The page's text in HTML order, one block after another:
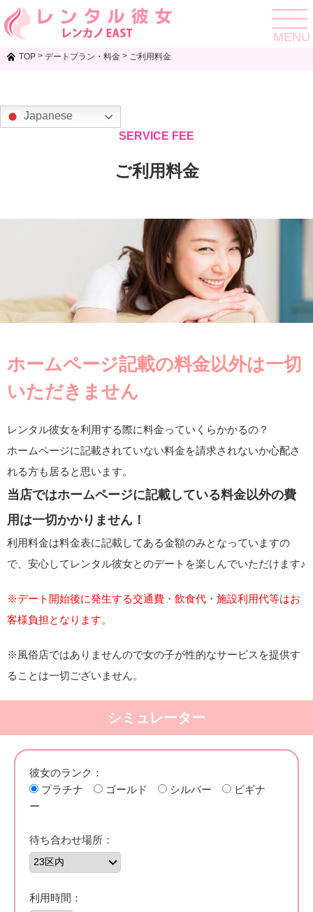
toggle
MENU
TOP > デートプラン・料金 > ご利用料金
Japanese
SERVICE FEE
ご利用料金
ホームページ記載の料金以外は一切
いただきません
レンタル彼女を利用する際に料金っていくらかかるの？
ホームページに記載されていない料金を請求されないか心配さ
れる方も居ると思います。
当店ではホームページに記載している料金以外の費
用は一切かかりません！
利用料金は料金表に記載してある金額のみとなっていますの
で、安心してレンタル彼女とのデートを楽しんでいただけます♪
※デート開始後に発生する交通費・飲食代・施設利用代等はお
客様負担となります。
※風俗店ではありませんので女の子が性的なサービスを提供す
ることは一切ございません。
シミュレーター
彼女のランク：
プラチナ
ゴールド シルバー
ビギナ
ー
待ち合わせ場所：
利用時間：